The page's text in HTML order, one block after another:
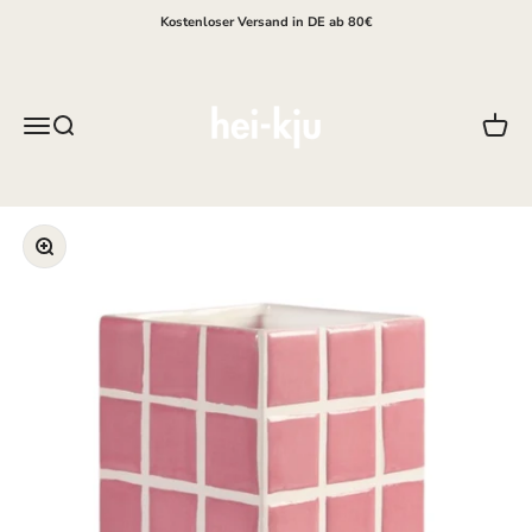
Kostenloser Versand in DE ab 80€
MenüSuche
Bild vergrößern